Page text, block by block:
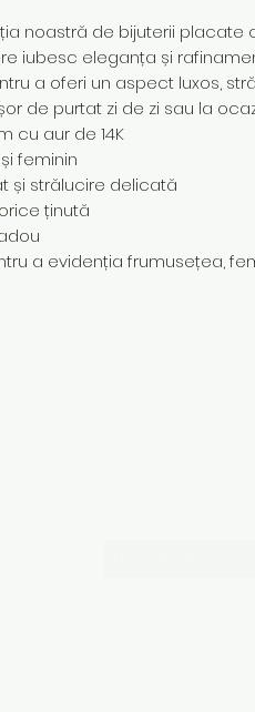
noastră de bijuterii placate
iubesc eleganța și
a oferi un aspect luxos,
de purtat zi de zi sau la
cu aur de 14K
feminin
și strălucire delicată
ținută
a evidenția frumusețea,